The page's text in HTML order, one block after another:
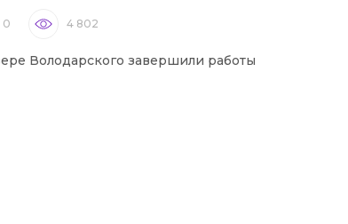
0 4 802
Володарского завершили работы